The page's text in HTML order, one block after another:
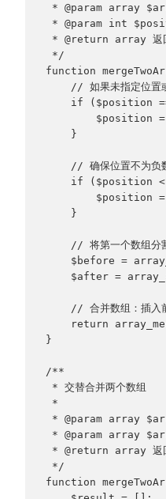
* @param array
* @param int
* @return array 返回
*/
function
// 如果未指定位置或
if ($position
$position =
}
// 确保位置不为负
if ($position <
$position =
}
// 将第一个数组分割
$before =
$after =
// 合并数组：插入前
return
}
/**
* 交替合并两个数组
*
* @param array
* @param array
* @return array 返回
*/
function